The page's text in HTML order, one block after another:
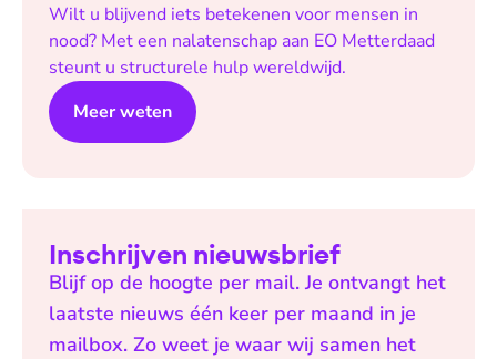
Wilt u blijvend iets betekenen voor mensen in
nood? Met een nalatenschap aan EO Metterdaad
steunt u structurele hulp wereldwijd.
Meer weten
Inschrijven nieuwsbrief
Blijf op de hoogte per mail. Je ontvangt het
laatste nieuws één keer per maand in je
mailbox. Zo weet je waar wij samen het